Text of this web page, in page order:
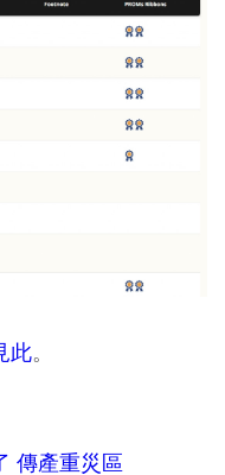
此。
傳產重災區